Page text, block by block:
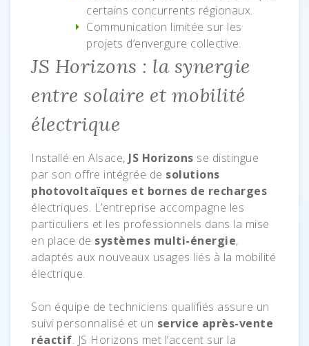
certains concurrents régionaux.
Communication limitée sur les
projets d’envergure collective.
JS Horizons : la synergie
entre solaire et mobilité
électrique
Installé en Alsace, JS Horizons se distingue
par son offre intégrée de solutions
photovoltaïques et bornes de recharges
électriques. L’entreprise accompagne les
particuliers et les professionnels dans la mise
en place de systèmes multi-énergie,
adaptés aux nouveaux usages liés à la mobilité
électrique.
Son équipe de techniciens qualifiés assure un
suivi personnalisé et un service après-vente
réactif. JS Horizons met l’accent sur la